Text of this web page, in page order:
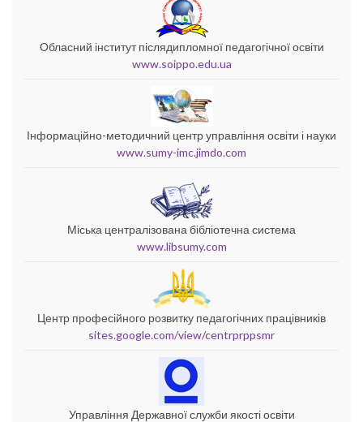
Обласний інститут післядипломної педагогічної освіти
www.soippo.edu.ua
Інформаційно-методичний центр управління освіти і науки
www.sumy-imc.jimdo.com
Міська централізована бібліотечна система
www.libsumy.com
Центр професійного розвитку педагогічних працівників
sites.google.com/view/centrprppsmr
Управління Державної служби якості освіти